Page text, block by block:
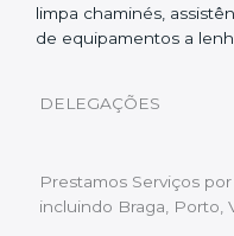
limpa chaminés,
de equipamentos a
DELEGAÇÕES
Prestamos Serviços
incluindo Braga, Porto,